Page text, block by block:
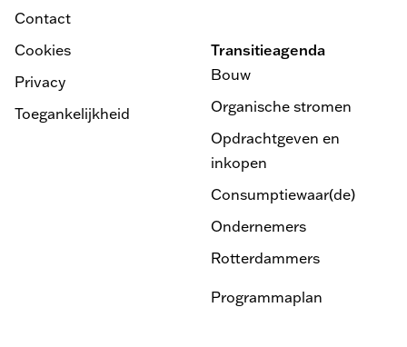
Contact
Cookies
Privacy
Toegankelijkheid
Transitieagenda
Bouw
Organische stromen
Opdrachtgeven en
inkopen
Consumptiewaar(de)
Ondernemers
Rotterdammers
Programmaplan